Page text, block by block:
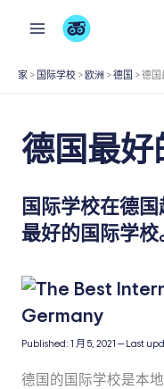
家 > 国际学校 > 欧洲 >德国 >德国
德国最好
国际学校在德
最好的国际学校
Published: 1 月 5, 2021 — Last
德国的国际学校是本